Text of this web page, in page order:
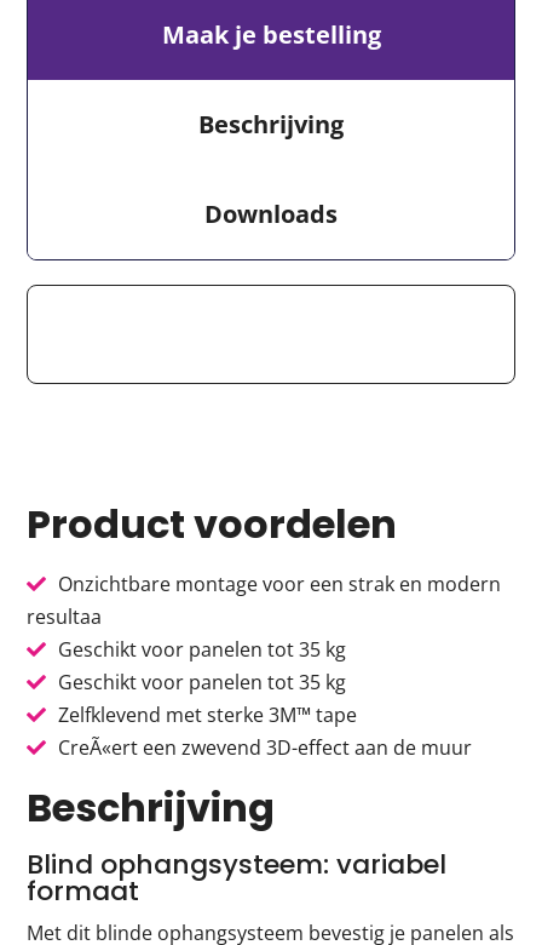
Maak je bestelling
Beschrijving
Downloads
Product voordelen
Onzichtbare montage voor een strak en modern
resultaa
Geschikt voor panelen tot 35 kg
Geschikt voor panelen tot 35 kg
Zelfklevend met sterke 3M™ tape
CreÃ«ert een zwevend 3D-effect aan de muur
Beschrijving
Blind ophangsysteem: variabel
formaat
Met dit blinde ophangsysteem bevestig je panelen als